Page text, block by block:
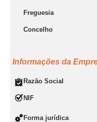
Freguesia
Concelho
Informações da
Razão Social
NIF
Forma jurídica